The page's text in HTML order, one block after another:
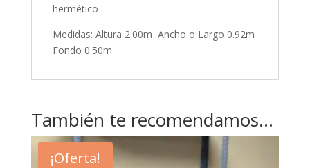
hermético
Medidas: Altura 2.00m Ancho o Largo 0.92m
Fondo 0.50m
También te recomendamos…
¡Oferta!